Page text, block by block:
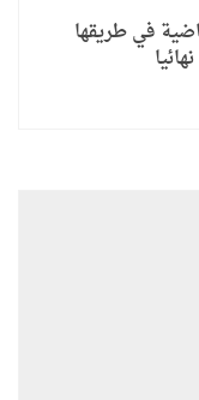
في طريقها